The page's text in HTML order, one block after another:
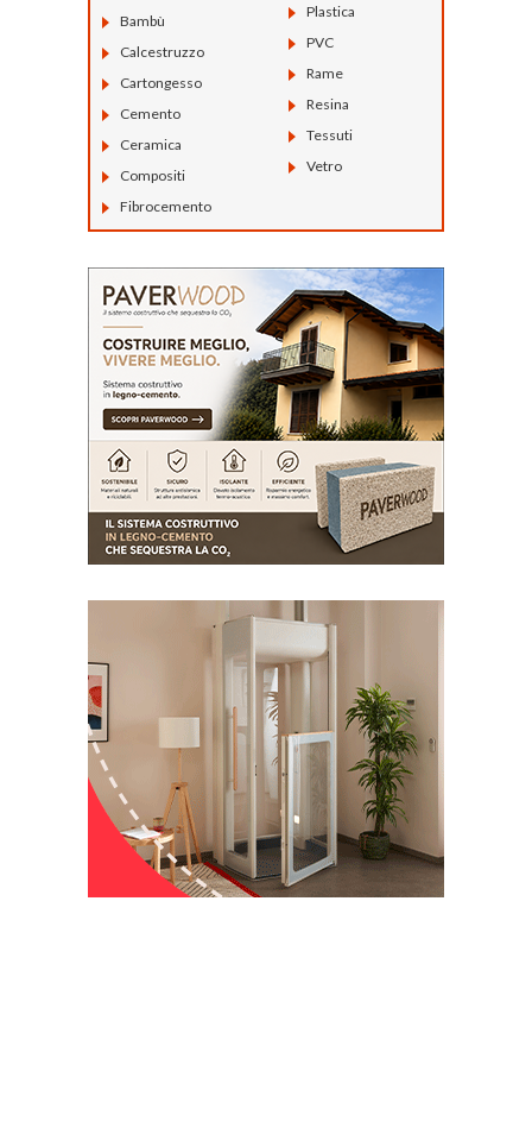
Bambù
Calcestruzzo
Cartongesso
Cemento
Ceramica
Compositi
Fibrocemento
Plastica
PVC
Rame
Resina
Tessuti
Vetro